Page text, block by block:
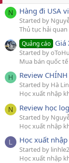
N Hàng đi USA
Started by
Thủ tục hải quan
Quảng cáo Giá
Started by
Mua bán quốc tế
H Review
Started by Hà
Học xuất nhập
N Review học
Started by
Học xuất nhập
L Học xuất
Started by
Học xuất nhập